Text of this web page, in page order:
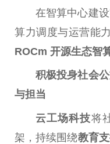
在智算中心建设
算力调度与运营能力
ROCm 开源生态智
积极投身社会
与担当
云工场科技将
架，持续围绕教育